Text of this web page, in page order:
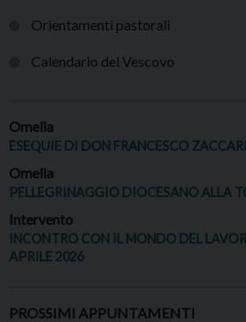
Orientamenti pastorali
Calendario del Vescovo
Omelia
ESEQUIE DI DON FRANCESCO
Omelia
PELLEGRINAGGIO DIOCESANO ALLA
Intervento
INCONTRO CON IL MONDO DEL
APRILE 2026
PROSSIMI APPUNTAMENTI